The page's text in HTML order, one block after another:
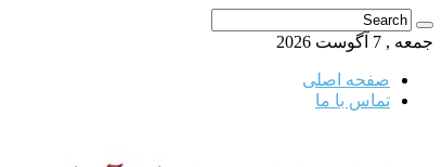
جمعه , 7 آگوست 2026
صفحه اصلی
تماس با ما